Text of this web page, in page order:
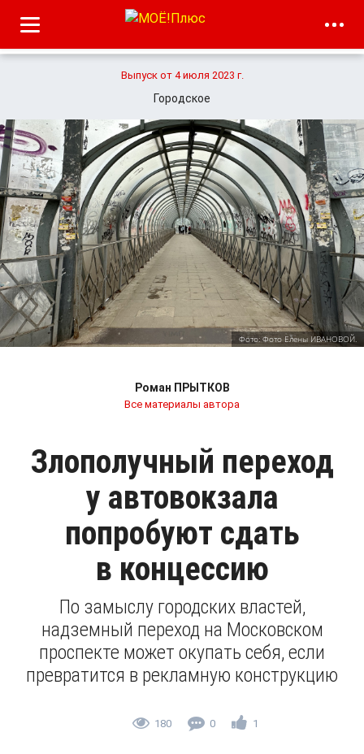
Выпуск от 4 июля 2023 г.
Городское
Фото: Фото Елены ИВАНОВОЙ.
Роман ПРЫТКОВ
Все материалы автора
Злополучный переход
у автовокзала
попробуют сдать
в концессию
По замыслу городских властей,
надземный переход на Московском
проспекте может окупать себя, если
превратится в рекламную конструкцию
180 0 1